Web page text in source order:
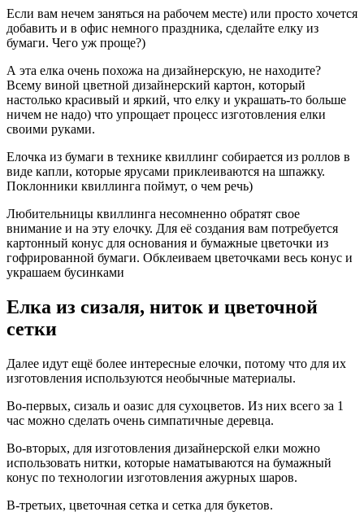
Если вам нечем заняться на рабочем месте) или просто хочется
добавить и в офис немного праздника, сделайте елку из
бумаги. Чего уж проще?)
А эта елка очень похожа на дизайнерскую, не находите?
Всему виной цветной дизайнерский картон, который
настолько красивый и яркий, что елку и украшать-то больше
ничем не надо) что упрощает процесс изготовления елки
своими руками.
Елочка из бумаги в технике квиллинг собирается из роллов в
виде капли, которые ярусами приклеиваются на шпажку.
Поклонники квиллинга поймут, о чем речь)
Любительницы квиллинга несомненно обратят свое
внимание и на эту елочку. Для её создания вам потребуется
картонный конус для основания и бумажные цветочки из
гофрированной бумаги. Обклеиваем цветочками весь конус и
украшаем бусинками
Елка из сизаля, ниток и цветочной
сетки
Далее идут ещё более интересные елочки, потому что для их
изготовления используются необычные материалы.
Во-первых, сизаль и оазис для сухоцветов. Из них всего за 1
час можно сделать очень симпатичные деревца.
Во-вторых, для изготовления дизайнерской елки можно
использовать нитки, которые наматываются на бумажный
конус по технологии изготовления ажурных шаров.
В-третьих, цветочная сетка и сетка для букетов.